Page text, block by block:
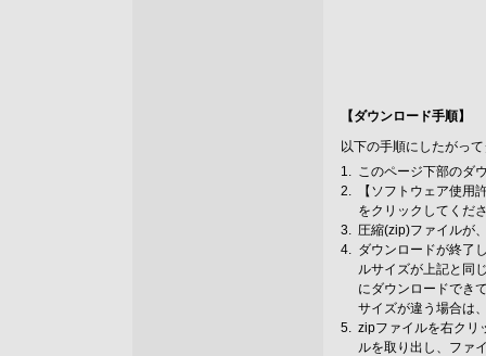
【ダウンロード手順】
以下の手順にしたがっ
1. このページ下部のダ
2.
【ソフトウェア使用
をクリックしてくだ
3. 圧縮(zip)ファイルが
4. ダウンロードが終了
ルサイズが上記と同
にダウンロードでき
サイズが違う場合は
5. zipファイルを右クリ
ルを取り出し、ファ